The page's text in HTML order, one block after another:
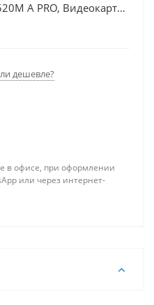
A PRO, Видеокарта
8Gb, Диски
дешевле?
в офисе, при оформлении
или через интернет-